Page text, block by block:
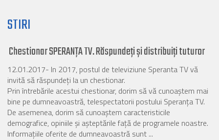
STIRI
Chestionar SPERANȚA TV. Răspundeți și distribuiți tuturor
12.01.2017- In 2017, postul de televiziune Speranta TV vă
invită să răspundeți la un chestionar.
Prin întrebările acestui chestionar, dorim să vă cunoaștem mai
bine pe dumneavoastră, telespectatorii postului Speranța TV.
De asemenea, dorim să cunoaștem caracteristicile
demografice, opiniile și așteptările față de programele noastre.
Informațiile oferite de dumneavoastră sunt ...